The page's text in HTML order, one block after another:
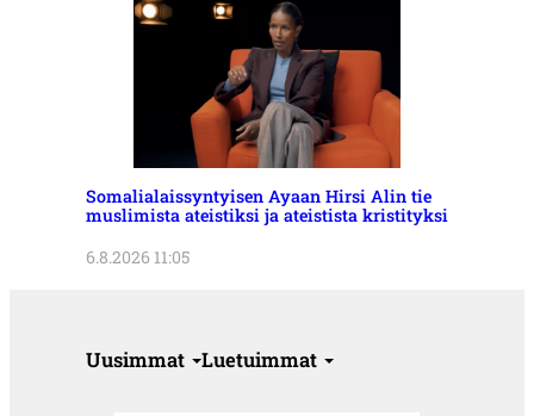
Somalialaissyntyisen Ayaan Hirsi Alin tie
muslimista ateistiksi ja ateistista kristityksi
6.8.2026 11:05
Uusimmat Luetuimmat